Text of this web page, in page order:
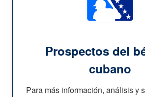
Prospectos del
cubano
Para más información, análisis y